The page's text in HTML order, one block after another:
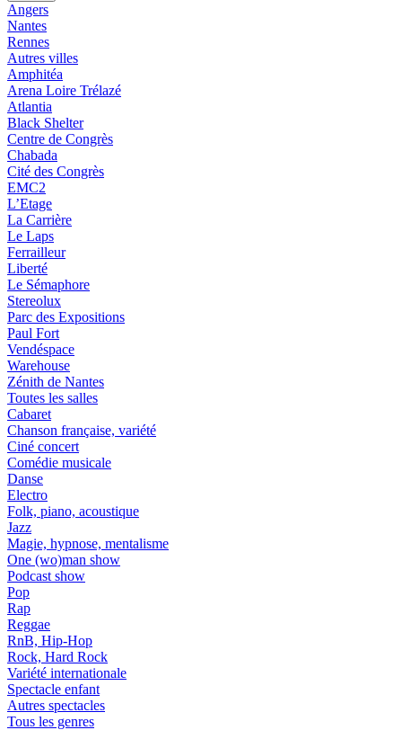
Angers
Nantes
Rennes
Autres villes
Amphitéa
Arena Loire Trélazé
Atlantia
Black Shelter
Centre de Congrès
Chabada
Cité des Congrès
EMC2
L’Etage
La Carrière
Le Laps
Ferrailleur
Liberté
Le Sémaphore
Stereolux
Parc des Expositions
Paul Fort
Vendéspace
Warehouse
Zénith de Nantes
Toutes les salles
Cabaret
Chanson française, variété
Ciné concert
Comédie musicale
Danse
Electro
Folk, piano, acoustique
Jazz
Magie, hypnose, mentalisme
One (wo)man show
Podcast show
Pop
Rap
Reggae
RnB, Hip-Hop
Rock, Hard Rock
Variété internationale
Spectacle enfant
Autres spectacles
Tous les genres